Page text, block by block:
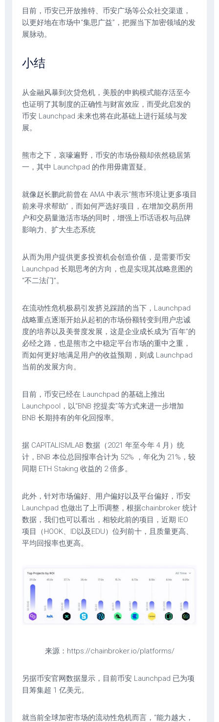
目前，币安已开放推特、币安广场等公众社交渠道，
以更好地在市场中“集思广益”，把握当下加密领域的发
展脉动。
小结
从金融风暴到次贷危机，美股的申购模式能存活至今
也证明了其制度的正确性与财富效应，而受此启发的
币安 Launchpad 未来也将在此基础上进行延续与发
展。
熊市之下，哀嚎遍野，币安的市场份额却依然稳居第
一，其中 Launchpad 的作用毋庸置疑。
就像赵长鹏此前曾在 AMA 中表示“熊市环境让更多项目
前来寻求帮助”，而如何严选好项目，在增加交易所用
户和交易量激活市场的同时，增强上币话语权与品牌
影响力、扩大生态系统
从而为用户提供更多投资机会创造价值，是需要币安
Launchpad 长期思考的方向，也是实现其战略意图的
“不二法门”。
在流动性危机极易引发挤兑踩踏的当下，Launchpad
战略重点逐渐开始从起初的市场份额转变到用户忠诚
度的培养以及美誉度发展，这是企业成长成为“百年”的
必经之路，也是熊市之中稳定平台市场的重中之重，
而如何更好地满足用户的收益预期，则成 Launchpad
当前的发展方向。
目前，币安已经在 Launchpad 的基础上推出
Launchpool，以“BNB 挖提卖”等方式来进一步增加
BNB 长期持有的年化回报率。
据 CAPITALISMLAB 数据（2021 年至今年 4 月）统
计，BNB 本位总回报率合计为 52% ，年化为 21%，较
同期 ETH Staking 收益的 2 倍多。
此外，针对市场偏好、用户偏好以及平台偏好，币安
Launchpad 也做出了上币调整，根据chainbroker 统计
数据，我们也可以看出，相较此前的项目，近期 IEO
项目（HOOK、ID以及EDU）位列前十，且质量更高、
平均回报率也更高。
来源：https://chainbroker.io/platforms/
另据币安官网数据显示，目前币安 Launchpad 已为项
目筹集超 1 亿美元。
就当前全球加密市场的流动性危机而言，“能力越大，